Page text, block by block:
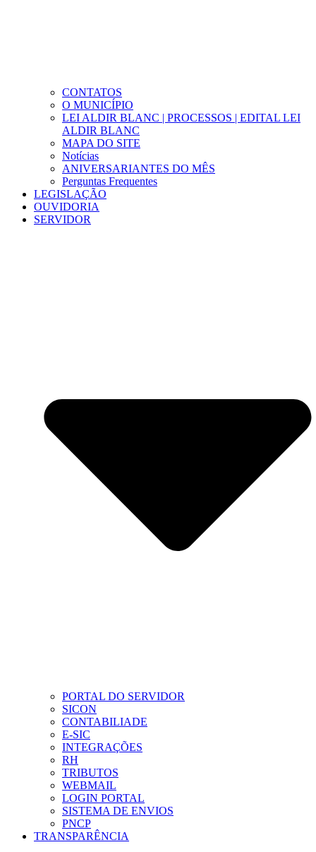
CONTATOS
O MUNICÍPIO
LEI ALDIR BLANC | PROCESSOS | EDITAL LEI
ALDIR BLANC
MAPA DO SITE
Notícias
ANIVERSARIANTES DO MÊS
Perguntas Frequentes
LEGISLAÇÃO
OUVIDORIA
SERVIDOR
PORTAL DO SERVIDOR
SICON
CONTABILIADE
E-SIC
INTEGRAÇÕES
RH
TRIBUTOS
WEBMAIL
LOGIN PORTAL
SISTEMA DE ENVIOS
PNCP
TRANSPARÊNCIA